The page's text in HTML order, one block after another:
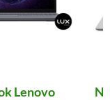
Lenovo